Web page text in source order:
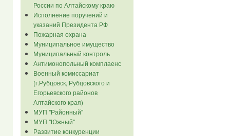
России по Алтайскому краю
Исполнение поручений и
указаний Президента РФ
Пожарная охрана
Муниципальное имущество
Муниципальный контроль
Антимонопольный комплаенс
Военный комиссариат
(г.Рубцовск, Рубцовского и
Егорьевского районов
Алтайского края)
МУП "Районный"
МУП "Южный"
Развитие конкуренции